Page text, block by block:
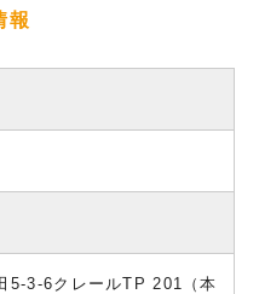
報
5-3-6クレールTP 201（本